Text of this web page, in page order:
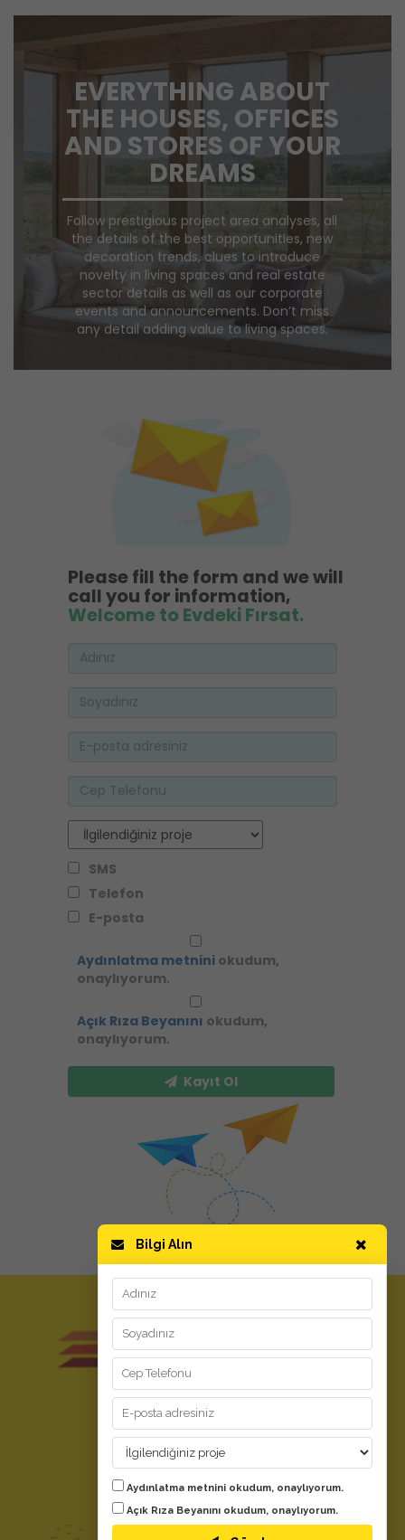
Bilgi Alın
Aydınlatma metnini okudum, onaylıyorum.
Açık Rıza Beyanını okudum, onaylıyorum.
EVERYTHING ABOUT
THE HOUSES, OFFICES
AND STORES OF YOUR
DREAMS
Follow prestigious project area analyses, all
the details of the best opportunities, new
decoration trends, clues to introduce
novelty in living spaces and real estate
sector details as well as our corporate
events and announcements. Don’t miss
any detail adding value to living spaces.
Please fill the form and we will
call you for information,
Welcome to Evdeki Fırsat.
SMS
Telefon
E-posta
Aydınlatma metnini okudum,
onaylıyorum.
Açık Rıza Beyanını okudum,
onaylıyorum.
Kayıt Ol
GİZLİLİK ve KULLANIM
Kullanım Koşulları
Aydınlatma Metni
Kişisel Verilerin Korunması
YARDIM
Evdeki Fırsat Nedir?
Bize Ulaşın